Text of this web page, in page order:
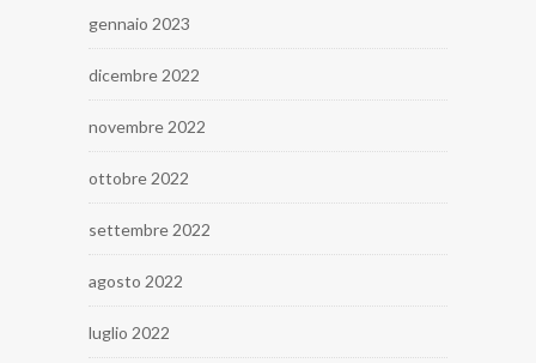
gennaio 2023
dicembre 2022
novembre 2022
ottobre 2022
settembre 2022
agosto 2022
luglio 2022